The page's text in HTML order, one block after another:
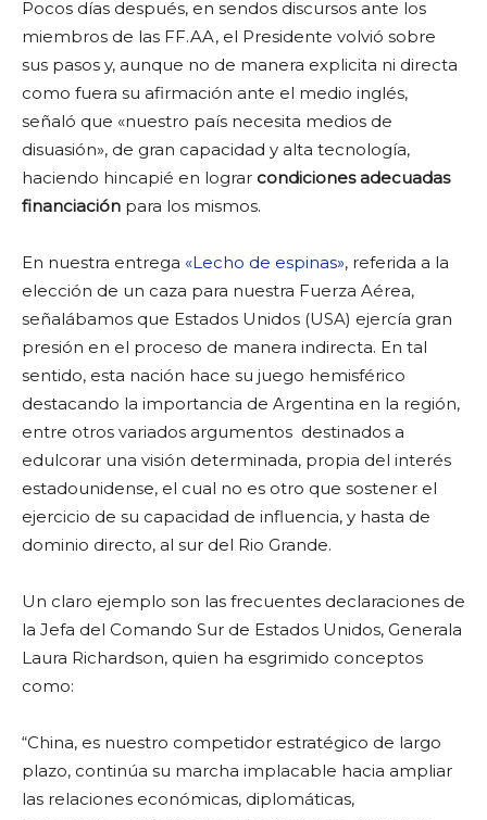
Pocos días después, en sendos discursos ante los
miembros de las FF.AA, el Presidente volvió sobre
sus pasos y, aunque no de manera explicita ni directa
como fuera su afirmación ante el medio inglés,
señaló que «nuestro país necesita medios de
disuasión», de gran capacidad y alta tecnología,
haciendo hincapié en lograr condiciones adecuadas
financiación para los mismos.
En nuestra entrega «Lecho de espinas», referida a la
elección de un caza para nuestra Fuerza Aérea,
señalábamos que Estados Unidos (USA) ejercía gran
presión en el proceso de manera indirecta. En tal
sentido, esta nación hace su juego hemisférico
destacando la importancia de Argentina en la región,
entre otros variados argumentos destinados a
edulcorar una visión determinada, propia del interés
estadounidense, el cual no es otro que sostener el
ejercicio de su capacidad de influencia, y hasta de
dominio directo, al sur del Rio Grande.
Un claro ejemplo son las frecuentes declaraciones de
la Jefa del Comando Sur de Estados Unidos, Generala
Laura Richardson, quien ha esgrimido conceptos
como:
“China, es nuestro competidor estratégico de largo
plazo, continúa su marcha implacable hacia ampliar
las relaciones económicas, diplomáticas,